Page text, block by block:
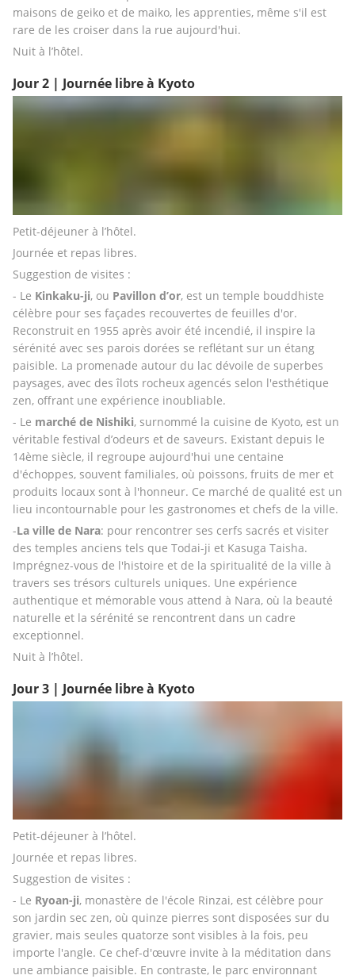
maisons de geiko et de maiko, les apprenties, même s'il est
rare de les croiser dans la rue aujourd'hui.
Nuit à l’hôtel.
Jour 2 | Journée libre à Kyoto
Petit-déjeuner à l’hôtel.
Journée et repas libres.
Suggestion de visites :
- Le Kinkaku-ji, ou Pavillon d’or, est un temple bouddhiste
célèbre pour ses façades recouvertes de feuilles d'or.
Reconstruit en 1955 après avoir été incendié, il inspire la
sérénité avec ses parois dorées se reflétant sur un étang
paisible. La promenade autour du lac dévoile de superbes
paysages, avec des îlots rocheux agencés selon l'esthétique
zen, offrant une expérience inoubliable.
- Le marché de Nishiki, surnommé la cuisine de Kyoto, est un
véritable festival d’odeurs et de saveurs. Existant depuis le
14ème siècle, il regroupe aujourd'hui une centaine
d'échoppes, souvent familiales, où poissons, fruits de mer et
produits locaux sont à l'honneur. Ce marché de qualité est un
lieu incontournable pour les gastronomes et chefs de la ville.
-La ville de Nara: pour rencontrer ses cerfs sacrés et visiter
des temples anciens tels que Todai-ji et Kasuga Taisha.
Imprégnez-vous de l'histoire et de la spiritualité de la ville à
travers ses trésors culturels uniques. Une expérience
authentique et mémorable vous attend à Nara, où la beauté
naturelle et la sérénité se rencontrent dans un cadre
exceptionnel.
Nuit à l’hôtel.
Jour 3 | Journée libre à Kyoto
Petit-déjeuner à l’hôtel.
Journée et repas libres.
Suggestion de visites :
- Le Ryoan-ji, monastère de l'école Rinzai, est célèbre pour
son jardin sec zen, où quinze pierres sont disposées sur du
gravier, mais seules quatorze sont visibles à la fois, peu
importe l'angle. Ce chef-d'œuvre invite à la méditation dans
une ambiance paisible. En contraste, le parc environnant